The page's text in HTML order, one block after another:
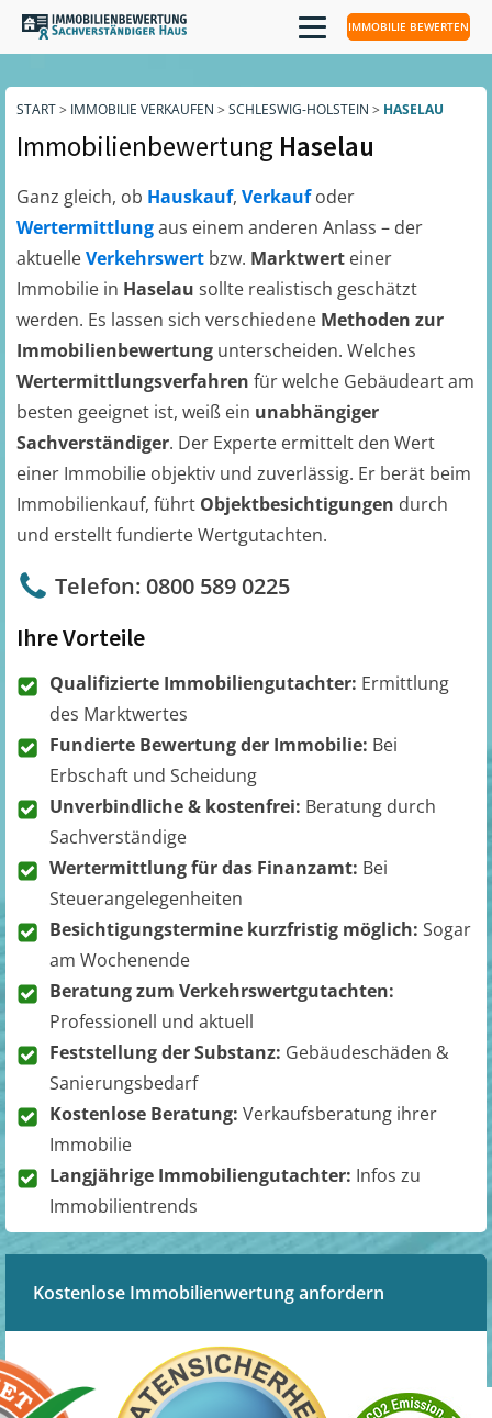
IMMOBILIE BEWERTEN
START> IMMOBILIE VERKAUFEN > SCHLESWIG-HOLSTEIN > HASELAU
Immobilienbewertung Haselau
Ganz gleich, ob Hauskauf, Verkaufoder
Wertermittlungaus einem anderen Anlass – der
aktuelleVerkehrswert bzw. Marktwert einer
Immobilie in Haselau sollte realistisch geschätzt
werden. Es lassen sich verschiedene Methoden zur
Immobilienbewertung unterscheiden. Welches
Wertermittlungsverfahren für welche Gebäudeart am
besten geeignet ist, weiß ein unabhängiger
Sachverständiger. Der Experte ermittelt den Wert
einer Immobilie objektiv und zuverlässig. Er berät beim
Immobilienkauf, führt Objektbesichtigungen durch
und erstellt fundierte Wertgutachten.
Telefon: 0800 589 0225
Ihre Vorteile
Qualifizierte Immobiliengutachter: Ermittlung
des Marktwertes
Fundierte Bewertung der Immobilie: Bei
Erbschaft und Scheidung
Unverbindliche & kostenfrei: Beratung durch
Sachverständige
Wertermittlung für das Finanzamt: Bei
Steuerangelegenheiten
Besichtigungstermine kurzfristig möglich: Sogar
am Wochenende
Beratung zum Verkehrswertgutachten:
Professionell und aktuell
Feststellung der Substanz: Gebäudeschäden &
Sanierungsbedarf
Kostenlose Beratung: Verkaufsberatung ihrer
Immobilie
Langjährige Immobiliengutachter: Infos zu
Immobilientrends
Kostenlose Immobilienwertung anfordern